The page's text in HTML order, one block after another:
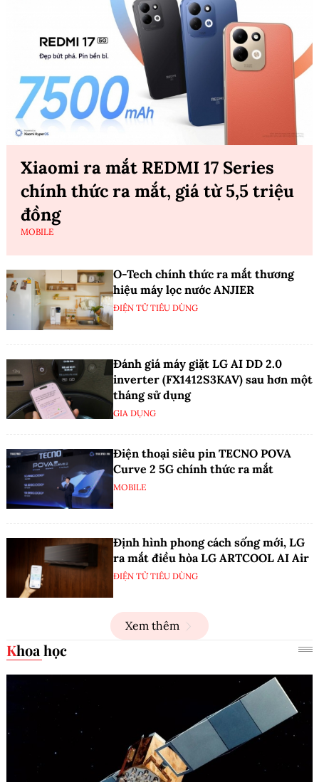
Xiaomi ra mắt REDMI 17 Series
chính thức ra mắt, giá từ 5,5 triệu
đồng
MOBILE
O-Tech chính thức ra mắt thương
hiệu máy lọc nước ANJIER
ĐIỆN TỬ TIÊU DÙNG
Đánh giá máy giặt LG AI DD 2.0
inverter (FX1412S3KAV) sau hơn một
tháng sử dụng
GIA DỤNG
Điện thoại siêu pin TECNO POVA
Curve 2 5G chính thức ra mắt
MOBILE
Định hình phong cách sống mới, LG
ra mắt điều hòa LG ARTCOOL AI Air
ĐIỆN TỬ TIÊU DÙNG
Xem thêm
Khoa học